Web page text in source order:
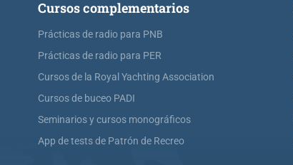
Cursos complementarios
Prácticas de radio para PNB
Prácticas de radio para PER
Cursos de la Royal Yachting Association
Cursos de buceo PADI
Seminarios y cursos monográficos
App de tests de Patrón de Recreo